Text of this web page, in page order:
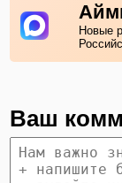
Новые
Ваш